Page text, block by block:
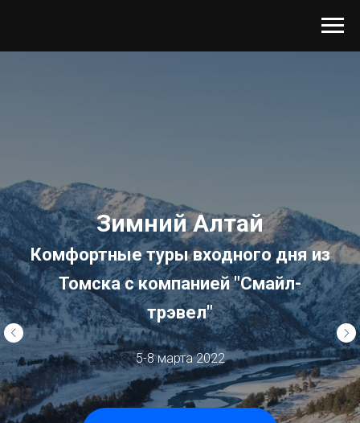
Зимний Алтай
Комфортные туры входного дня из
Томска с компанией "Смайл-
трэвел"
5-8 марта 2022